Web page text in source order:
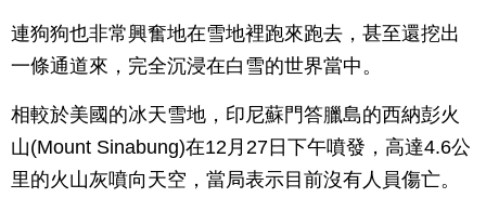
連狗狗也非常興奮地在雪地裡跑來跑去，甚至還挖出
一條通道來，完全沉浸在白雪的世界當中。
相較於美國的冰天雪地，印尼蘇門答臘島的西納彭火
山(Mount Sinabung)在12月27日下午噴發，高達4.6公
里的火山灰噴向天空，當局表示目前沒有人員傷亡。